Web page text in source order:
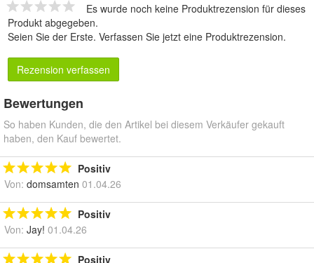
Es wurde noch keine Produktrezension für dieses
Produkt abgegeben.
Seien Sie der Erste. Verfassen Sie jetzt eine Produktrezension.
Rezension verfassen
Bewertungen
So haben Kunden, die den Artikel bei diesem Verkäufer gekauft
haben, den Kauf bewertet.
Positiv
Von: domsamten 01.04.26
Positiv
Von: Jay! 01.04.26
Positiv